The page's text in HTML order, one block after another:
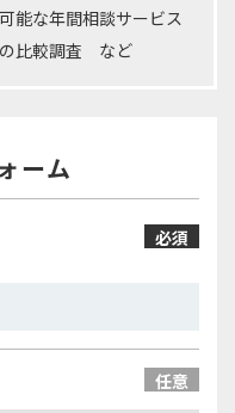
能な年間相談サービス
比較調査 など
ーム
必須
任意